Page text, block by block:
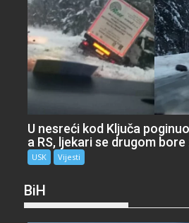
U nesreći kod Ključa
a RS, ljekari se drugom
USK Vijesti
BiH